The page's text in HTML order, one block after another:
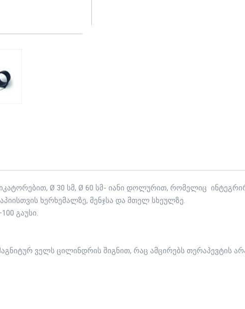
Ø 30 სმ, Ø 60 სმ- იანი დოლურით, რომელიც
ხერხემალზე, მენჯსა და მთელ სხეულზე.
გაუსი.
ველს ცილინდრის შიგნით, რაც ამცირებს თერაპევტის